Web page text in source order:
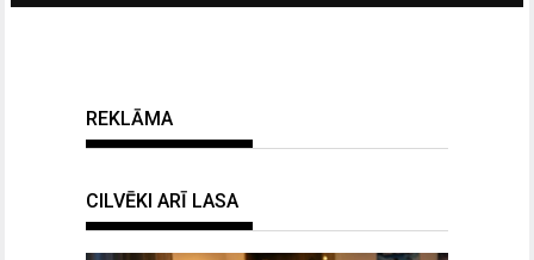
REKLĀMA
CILVĒKI ARĪ LASA